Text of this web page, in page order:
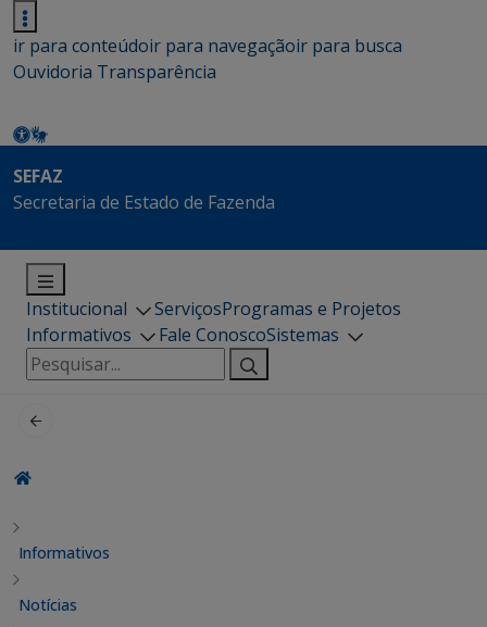
ir para conteúdoir para navegaçãoir para busca
Ouvidoria Transparência
SEFAZ
Secretaria de Estado de Fazenda
Institucional ServiçosProgramas e Projetos
Informativos
Fale ConoscoSistemas
Pesquisar
por:
Informativos
Notícias